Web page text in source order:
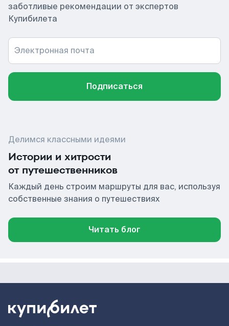
заботливые рекомендации от экспертов
Купибилета
Электронная почта
Подписаться
Делимся классными идеями
Истории и хитрости
от путешественников
Каждый день строим маршруты для вас, используя
собственные знания о путешествиях
Читать блог